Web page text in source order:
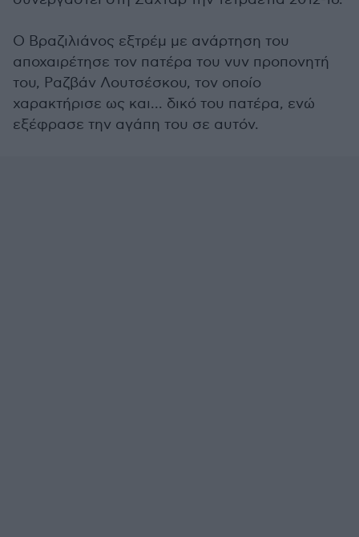
Ο Βραζιλιάνος εξτρέμ με ανάρτηση του
αποχαιρέτησε τον πατέρα του νυν προπονητή
του, Ραζβάν Λουτσέσκου, τον οποίο
χαρακτήρισε ως και... δικό του πατέρα, ενώ
εξέφρασε την αγάπη του σε αυτόν.